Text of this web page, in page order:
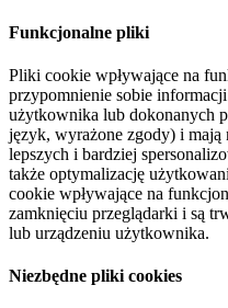
Funkcjonalne pliki
Pliki cookie wpływające na
przypomnienie sobie
użytkownika lub dokonanych
język, wyrażone zgody) i
lepszych i bardziej
także optymalizację
cookie wpływające na
zamknięciu przeglądarki i są
lub urządzeniu użytkownika.
Niezbędne pliki cookies